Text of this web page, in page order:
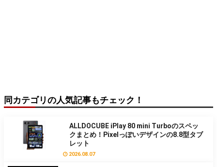
同カテゴリの人気記事もチェック！
ALLDOCUBE iPlay 80 mini Turboのスペッ
クまとめ！Pixelっぽいデザインの8.8型タブ
レット
2026.08.07